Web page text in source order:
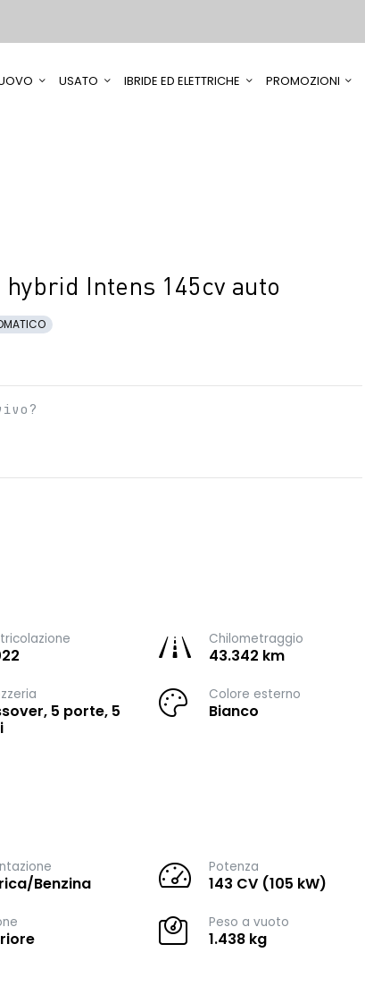
USATO IBRIDE ED ELETTRICHE PROMOZIONI
hybrid Intens 145cv auto
Chilometraggio
43.342 km
5 porte, 5
Colore esterno
Bianco
Benzina
Potenza
143 CV (105 kW)
Peso a vuoto
1.438 kg